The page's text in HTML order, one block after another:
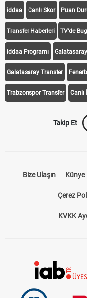
iddaa Canlı Skor Puan
Transfer Haberleri TV'de
iddaa Programı Galatasaray
Galatasaray Transfer
Trabzonspor Transfer Canlı
Takip Et
Bize Ulaşın Künye
Çerez
KVKK